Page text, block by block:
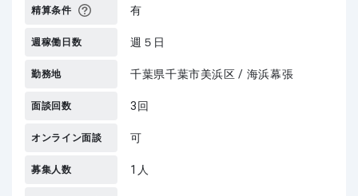
精算条件 有
週稼働日数 週５日
勤務地 千葉県千葉市美浜区 / 海浜幕張
面談回数 3回
オンライン面談 可
募集人数 1人